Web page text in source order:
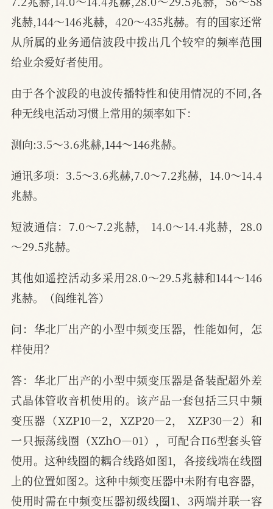
兆赫,144～146兆赫，420～435兆赫。有的国家还常
从所属的业务通信波段中拨出几个较窄的频率范围
给业余爱好者使用。
由于各个波段的电波传播特性和使用情况的不同,各
种无线电活动习惯上常用的频率如下：
测向:3.5～3.6兆赫,144～146兆赫。
通讯多项：3.5～3.6兆赫,7.0～7.2兆赫，14.0～14.4
兆赫。
短波通信：7.0～7.2兆赫， 14.0～14.4兆赫，28.0
～29.5兆赫。
其他如遥控活动多采用28.0～29.5兆赫和144～146
兆赫。（阎维礼答）
问：华北厂出产的小型中频变压器，性能如何，怎
样使用？
答：华北厂出产的小型中频变压器是备装配超外差
式晶体管收音机使用的。该产品一套包括三只中频
变压器（XZP10—2，XZP20—2， XZP30—2）和
一只振荡线圈（XZhO—01），可配合П6型套头管
使用。这种线圈的耦合线路如图1，各接线端在线圈
上的位置如图2。这种中频变压器中未附有电容器，
使用时需在中频变压器初级线圈1、3两端并联一容